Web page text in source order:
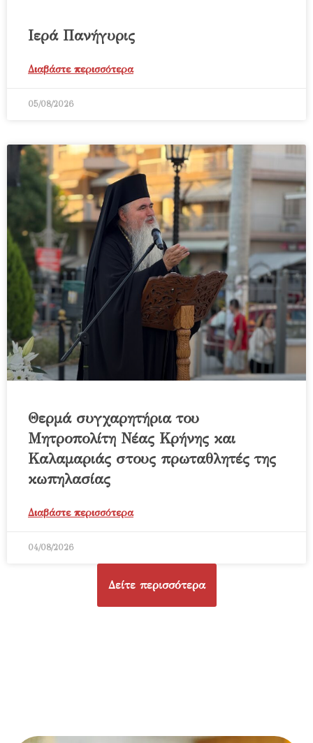
Ιερά Πανήγυρις
Διαβάστε περισσότερα
05/08/2026
Θερμά συγχαρητήρια του
Μητροπολίτη Νέας Κρήνης και
Καλαμαριάς στους πρωταθλητές της
κωπηλασίας
Διαβάστε περισσότερα
04/08/2026
Δείτε περισσότερα